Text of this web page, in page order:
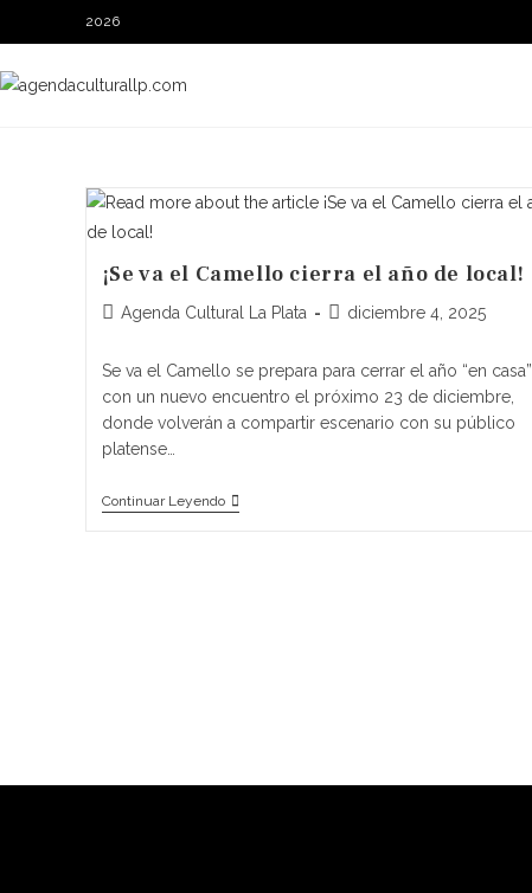
2026
¡Se va el Camello cierra el año de local!
Agenda Cultural La Plata diciembre 4, 2025
Se va el Camello se prepara para cerrar el año “en casa”
con un nuevo encuentro el próximo 23 de diciembre,
donde volverán a compartir escenario con su público
platense…
Continuar Leyendo